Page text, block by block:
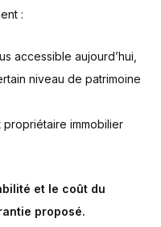
:
accessible aujourd’hui,
niveau de patrimoine
propriétaire immobilier
et le coût du
proposé.